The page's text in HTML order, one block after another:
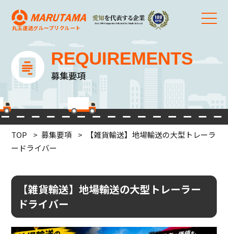
丸玉運送グループリクルート
REQUIREMENTS
募集要項
TOP 募集要項
【雑貨輸送】地場輸送の大型トレーラ
ードライバー
【雑貨輸送】地場輸送の大型トレーラー
ドライバー